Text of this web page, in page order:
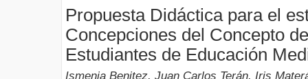
Propuesta Didáctica para el
Concepciones del Concepto
Estudiantes de Educación
Ismenia Benitez, Juan Carlos Terán, Iris